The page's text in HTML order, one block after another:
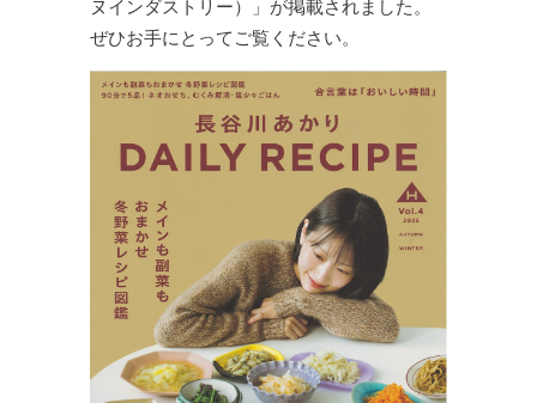
ヌインダストリー）」が掲載されました。
ぜひお手にとってご覧ください。